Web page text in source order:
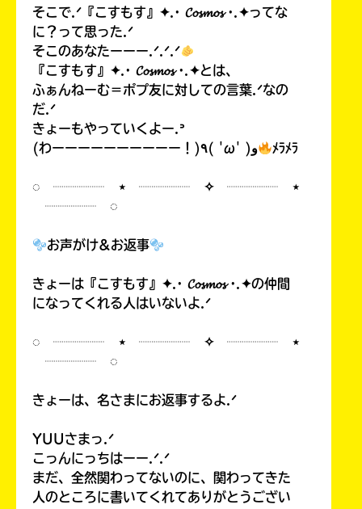
そこで.ᐟ『こすもす』✦.· 𝓒𝓸𝓼𝓶𝓸𝓼 ·.✦ってな
に？って思った.ᐟ
そこのあなたーーー.ᐟ.ᐟ.ᐟ
『こすもす』✦.· 𝓒𝓸𝓼𝓶𝓸𝓼 ·.✦とは、
ふぁんねーむ＝ポプ友に対しての言葉.ᐟなの
だ.ᐟ
きょーもやっていくよー.ᐣ
(わーーーーーーーーーー！)٩( 'ω' )و
ﾒﾗﾒﾗ
◌ ┈┈┈┈ ⋆ ┈┈┈┈ ✧ ┈┈┈┈ ⋆
┈┈┈┈ ◌
お声がけ&お返事
きょーは『こすもす』✦.· 𝓒𝓸𝓼𝓶𝓸𝓼 ·.✦の仲間
になってくれる人はいないよ.ᐟ
◌ ┈┈┈┈ ⋆ ┈┈┈┈ ✧ ┈┈┈┈ ⋆
┈┈┈┈ ◌
きょーは、名さまにお返事するよ.ᐟ
YUUさまっ.ᐟ
こっんにっちはーー.ᐟ.ᐟ
まだ、全然関わってないのに、関わってきた
人のところに書いてくれてありがとうござい